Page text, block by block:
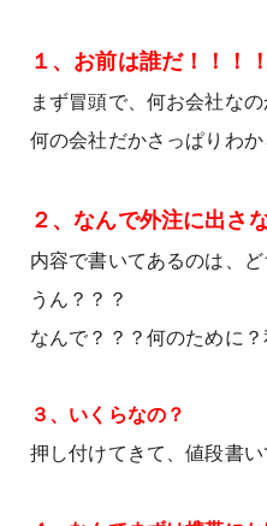
１、お前は誰だ！！！！
まず冒頭で、何お会社な
何の会社だかさっぱりわ
２、なんで外注に出さ
内容で書いてあるのは、
うん？？？
なんで？？？何のために
３、いくらなの？
押し付けてきて、値段書